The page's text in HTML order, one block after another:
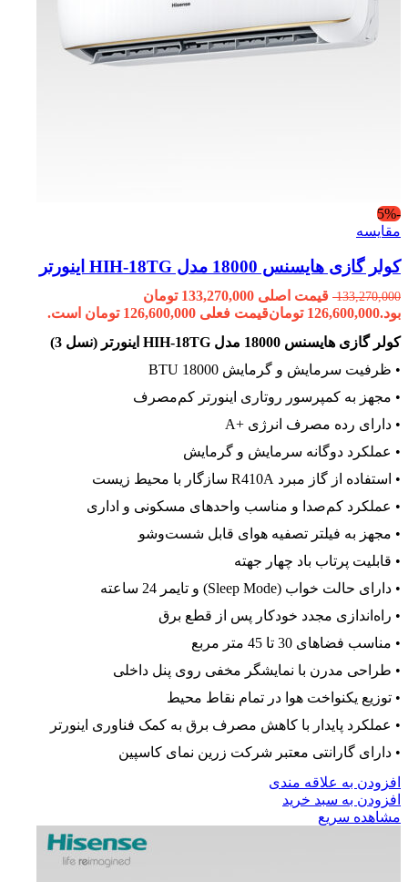
-5%
مقایسه
کولر گازی هایسنس 18000 مدل HIH-18TG اینورتر
133,270,000
قیمت اصلی 133,270,000 تومان
بود.126,600,000 تومانقیمت فعلی 126,600,000 تومان است.
کولر گازی هایسنس 18000 مدل HIH-18TG اینورتر (نسل 3)
• ظرفیت سرمایش و گرمایش 18000 BTU
• مجهز به کمپرسور روتاری اینورتر کم‌مصرف
• دارای رده مصرف انرژی +A
• عملکرد دوگانه سرمایش و گرمایش
• استفاده از گاز مبرد R410A سازگار با محیط زیست
• عملکرد کم‌صدا و مناسب واحدهای مسکونی و اداری
• مجهز به فیلتر تصفیه هوای قابل شست‌وشو
• قابلیت پرتاب باد چهار جهته
• دارای حالت خواب (Sleep Mode) و تایمر 24 ساعته
• راه‌اندازی مجدد خودکار پس از قطع برق
• مناسب فضاهای 30 تا 45 متر مربع
• طراحی مدرن با نمایشگر مخفی روی پنل داخلی
• توزیع یکنواخت هوا در تمام نقاط محیط
• عملکرد پایدار با کاهش مصرف برق به کمک فناوری اینورتر
• دارای گارانتی معتبر شرکت زرین نمای کاسپین
افزودن به علاقه مندی
افزودن به سبد خرید
مشاهده سریع